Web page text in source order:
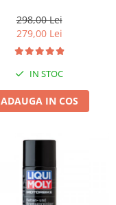
298,00 Lei
279,00 Lei
IN STOC
ADAUGA IN COS